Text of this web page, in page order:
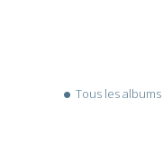
Tous les albums